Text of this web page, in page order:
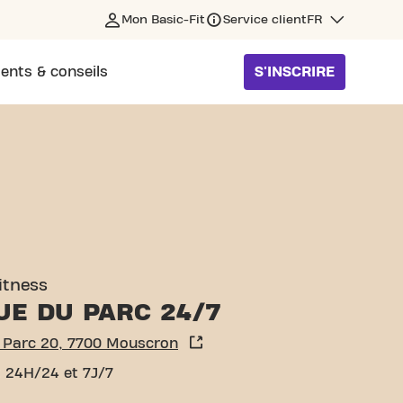
Mon Basic-Fit Service client FR
& conseils S'INSCRIRE
DU PARC 24/7
Parc 20, 7700 Mouscron
24H/24 et 7J/7